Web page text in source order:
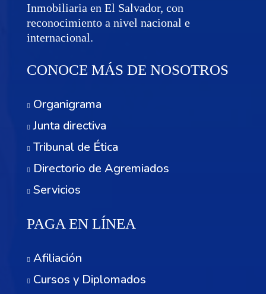
Inmobiliaria en El Salvador, con
reconocimiento a nivel nacional e
internacional.
CONOCE MÁS DE NOSOTROS
Organigrama
Junta directiva
Tribunal de Ética
Directorio de Agremiados
Servicios
PAGA EN LÍNEA
Afiliación
Cursos y Diplomados